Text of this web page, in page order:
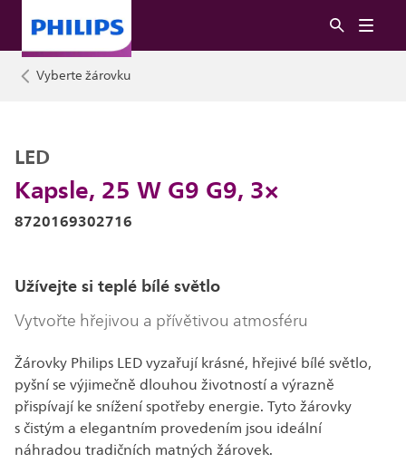
Vyberte žárovku
Kapsle, 25 W G9 G9, 3×
LED
8720169302716
Užívejte si teplé bílé světlo
Vytvořte hřejivou a přívětivou atmosféru
Žárovky Philips LED vyzařují krásné, hřejivé bílé světlo,
pyšní se výjimečně dlouhou životností a výrazně
přispívají ke snížení spotřeby energie. Tyto žárovky
s čistým a elegantním provedením jsou ideální
náhradou tradičních matných žárovek.